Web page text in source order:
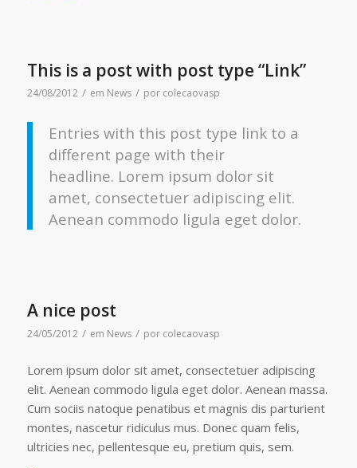
This is a post with post type “Link”
24/08/2012 / em News / por colecaovasp
Entries with this post type link to a
different page with their
headline. Lorem ipsum dolor sit
amet, consectetuer adipiscing elit.
Aenean commodo ligula eget dolor.
A nice post
24/05/2012 / em News / por colecaovasp
Lorem ipsum dolor sit amet, consectetuer adipiscing
elit. Aenean commodo ligula eget dolor. Aenean massa.
Cum sociis natoque penatibus et magnis dis parturient
montes, nascetur ridiculus mus. Donec quam felis,
ultricies nec, pellentesque eu, pretium quis, sem.